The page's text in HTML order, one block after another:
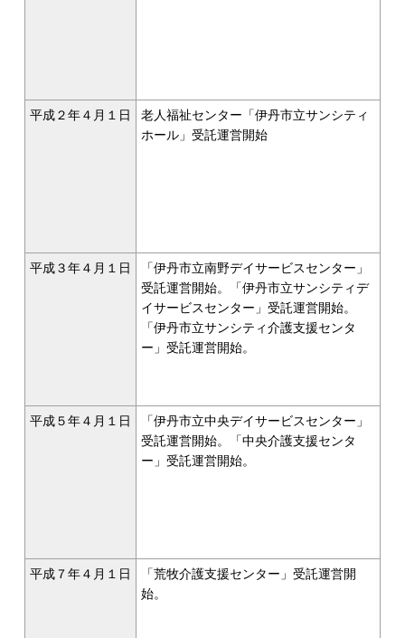
平成２年４月１日
老人福祉センター「伊丹市立サンシティ
ホール」受託運営開始
平成３年４月１日
「伊丹市立南野デイサービスセンター」
受託運営開始。「伊丹市立サンシティデ
イサービスセンター」受託運営開始。
「伊丹市立サンシティ介護支援センタ
ー」受託運営開始。
平成５年４月１日
「伊丹市立中央デイサービスセンター」
受託運営開始。「中央介護支援センタ
ー」受託運営開始。
平成７年４月１日
「荒牧介護支援センター」受託運営開
始。